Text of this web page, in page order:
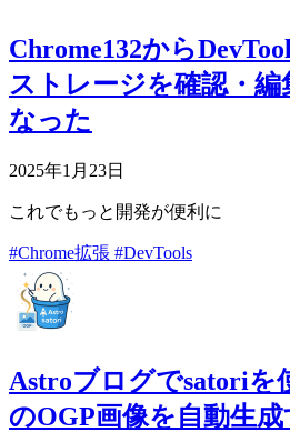
Chrome132から
ストレージを確認・
なった
2025年1月23日
これでもっと開発が便利に
#Chrome拡張 #DevTools
Astroブログでsatoriを
のOGP画像を自動生成